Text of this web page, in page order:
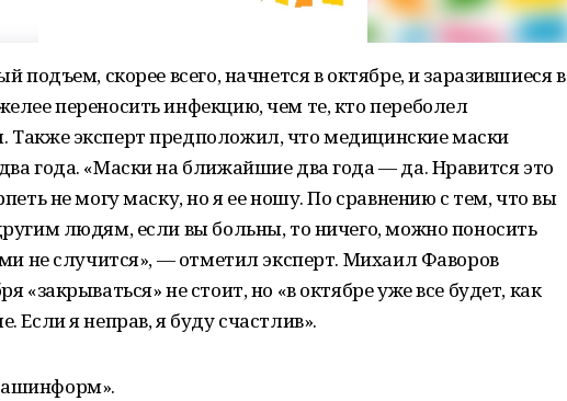
подъем, скорее всего, начнется в октябре, и заразившиеся в
переносить инфекцию, чем те, кто переболел
Также эксперт предположил, что медицинские маски
года. «Маски на ближайшие два года — да. Нравится это
не могу маску, но я ее ношу. По сравнению с тем, что вы
людям, если вы больны, то ничего, можно поносить
не случится», — отметил эксперт. Михаил Фаворов
«закрываться» не стоит, но «в октябре уже все будет, как
Если я неправ, я буду счастлив».